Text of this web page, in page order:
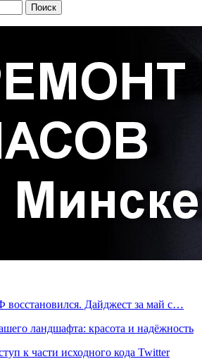
восстановился. Дайджест за май с…
ландшафта: красота и надёжность
к части исходного кода Twitter